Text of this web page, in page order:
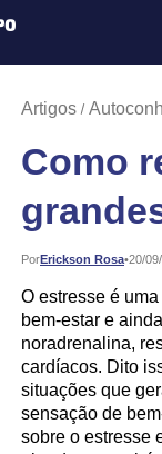
Artigos
Como
PorErickson Rosa•
Publicado: 20/
O estresse é
bem-estar e
noradrenalina,
cardíacos. Dito
situações que
sensação de
sobre o estresse